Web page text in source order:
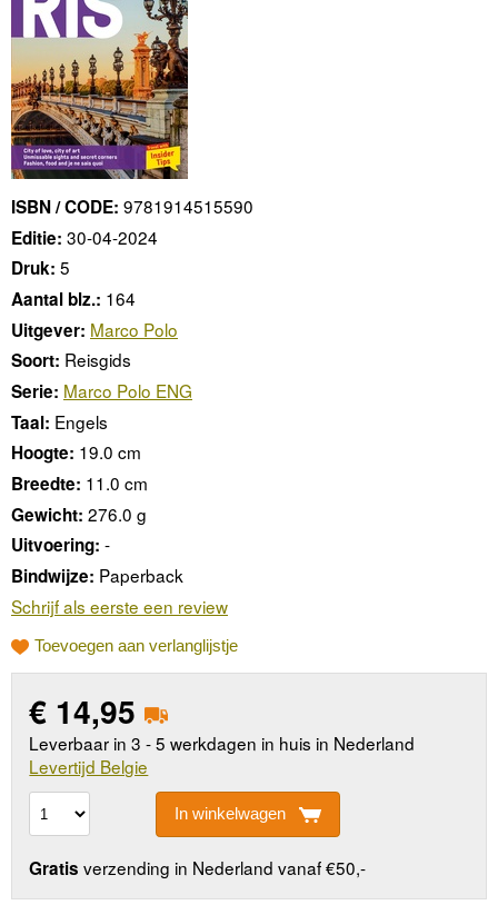
ISBN / CODE: 9781914515590
Editie: 30-04-2024
Druk: 5
Aantal blz.: 164
Uitgever: Marco Polo
Soort: Reisgids
Serie: Marco Polo ENG
Taal: Engels
Hoogte: 19.0 cm
Breedte: 11.0 cm
Gewicht: 276.0 g
Uitvoering: -
Bindwijze: Paperback
Schrijf als eerste een review
Toevoegen aan verlanglijstje
€ 14,95
Leverbaar in 3 - 5 werkdagen in huis in Nederland
Levertijd Belgie
In winkelwagen
Gratis verzending in Nederland vanaf €50,-